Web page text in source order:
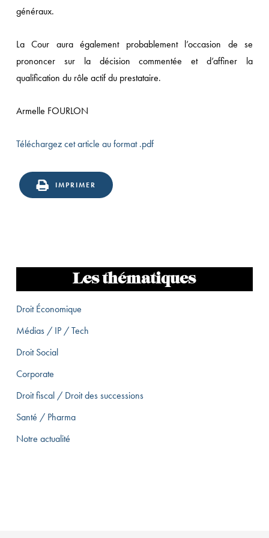
généraux.
La Cour aura également probablement l’occasion de se
prononcer sur la décision commentée et d’affiner la
qualification du rôle actif du prestataire.
Armelle FOURLON
Téléchargez cet article au format .pdf
IMPRIMER
Les thématiques
Droit Économique
Médias / IP / Tech
Droit Social
Corporate
Droit fiscal / Droit des successions
Santé / Pharma
Notre actualité